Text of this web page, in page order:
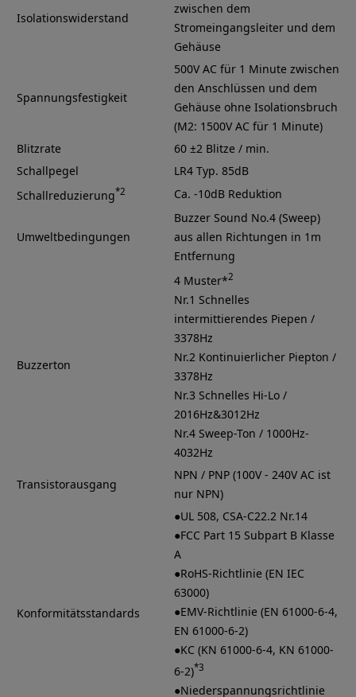
Isolationswiderstand
zwischen dem
Stromeingangsleiter und dem
Gehäuse
Spannungsfestigkeit
500V AC für 1 Minute zwischen
den Anschlüssen und dem
Gehäuse ohne Isolationsbruch
(M2: 1500V AC für 1 Minute)
Blitzrate
60 ±2 Blitze / min.
Schallpegel
LR4 Typ. 85dB
Schallreduzierung*2 Ca. -10dB Reduktion
Umweltbedingungen
Buzzer Sound No.4 (Sweep)
aus allen Richtungen in 1m
Entfernung
Buzzerton
4 Muster*2
Nr.1 Schnelles
intermittierendes Piepen /
3378Hz
Nr.2 Kontinuierlicher Piepton /
3378Hz
Nr.3 Schnelles Hi-Lo /
2016Hz&3012Hz
Nr.4 Sweep-Ton / 1000Hz-
4032Hz
Transistorausgang
NPN / PNP (100V - 240V AC ist
nur NPN)
Konformitätsstandards
●UL 508, CSA-C22.2 Nr.14
●FCC Part 15 Subpart B Klasse
A
●RoHS-Richtlinie (EN IEC
63000)
●EMV-Richtlinie (EN 61000-6-4,
EN 61000-6-2)
●KC (KN 61000-6-4, KN 61000-
6-2)*3
●Niederspannungsrichtlinie